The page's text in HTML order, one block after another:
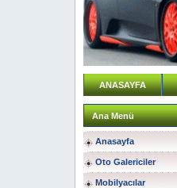
ANASAYFA
Ana Menü
Anasayfa
Oto Galericiler
Mobilyacılar